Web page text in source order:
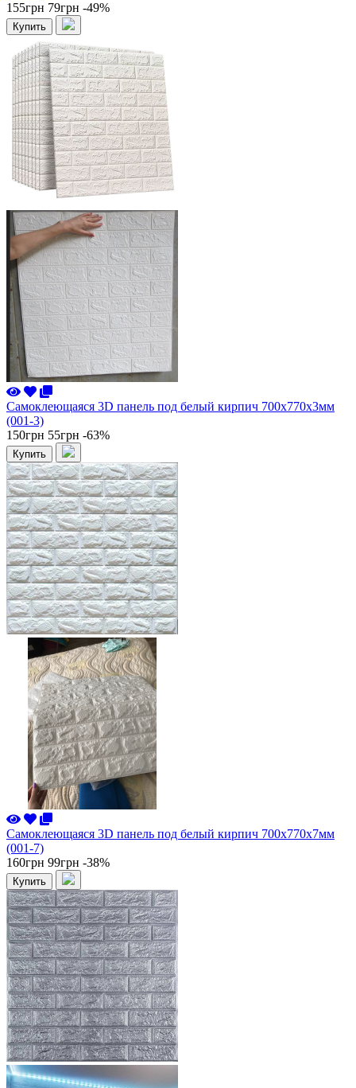
155грн 79грн -49%
Купить
Самоклеющаяся 3D панель под белый кирпич 700x770x3мм
(001-3)
150грн 55грн -63%
Купить
Самоклеющаяся 3D панель под белый кирпич 700x770x7мм
(001-7)
160грн 99грн -38%
Купить